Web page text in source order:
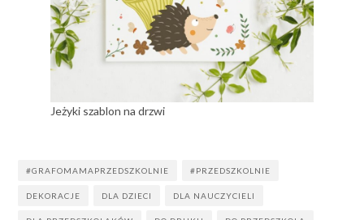
Jeżyki szablon na drzwi
#GRAFOMAMAPRZEDSZKOLNIE #PRZEDSZKOLNIE
DEKORACJE DLA DZIECI DLA NAUCZYCIELI